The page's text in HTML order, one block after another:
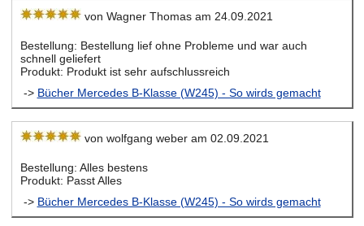
von Wagner Thomas am 24.09.2021
Bestellung: Bestellung lief ohne Probleme und war auch
schnell geliefert
Produkt: Produkt ist sehr aufschlussreich
-> Bücher Mercedes B-Klasse (W245) - So wirds gemacht
von wolfgang weber am 02.09.2021
Bestellung: Alles bestens
Produkt: Passt Alles
-> Bücher Mercedes B-Klasse (W245) - So wirds gemacht